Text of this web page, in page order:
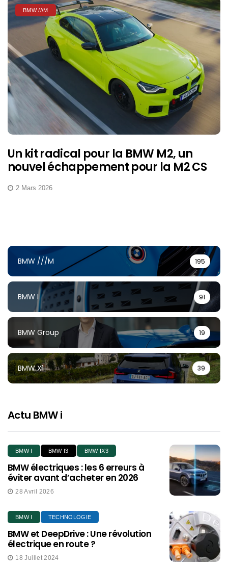
BMW ///M
Un kit radical pour la BMW M2, un
nouvel échappement pour la M2 CS
2 Mars 2026
BMW ///M 195
BMW I 91
BMW Group 19
BMW X1 39
Actu BMW i
BMW I BMW I3 BMW IX3
BMW électriques : les 6 erreurs à
éviter avant d’acheter en 2026
28 Avril 2026
BMW I TECHNOLOGIE
BMW et DeepDrive : Une révolution
électrique en route ?
18 Juillet 2024